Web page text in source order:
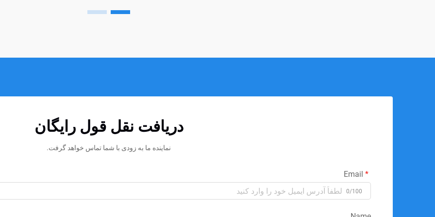
دریافت نقل قول رایگان
نماینده ما به زودی با شما تماس خواهد گرفت.
0/100